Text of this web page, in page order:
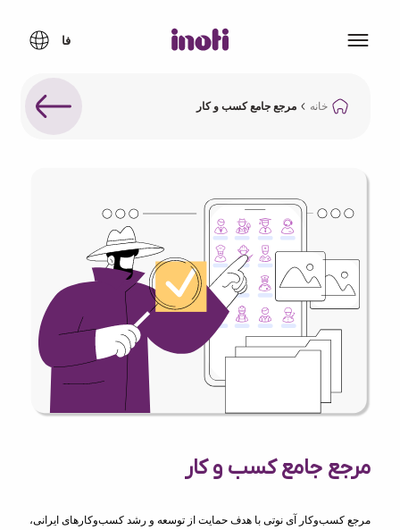
خانه مرجع جامع کسب و کار
مرجع جامع کسب و کار
مرجع کسب‌وکار آی نوتی با هدف حمایت از توسعه و رشد کسب‌وکارهای ایرانی،